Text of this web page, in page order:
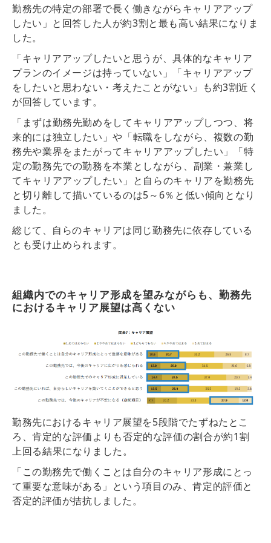
勤務先の特定の部署で長く働きながらキャリアアップ
したい 」と回答した人が約3割と最も高い結果になりま
した。
「キャリアアップしたいと思うが、具体的なキャリア
プランのイメージは持っていない」「キャリアアップ
をしたいと思わない・考えたことがない」も約3割近く
が回答しています。
「まずは勤務先勤めをしてキャリアアップしつつ、将
来的には独立したい」や「転職をしながら、複数の勤
務先や業界をまたがってキャリアアップしたい」「特
定の勤務先での勤務を本業としながら、副業・兼業し
てキャリアアップしたい」と 自らのキャリアを勤務先
と切り離して描いているのは5～6％と低い傾向 となり
ました。
総じて、自らのキャリアは同じ勤務先に依存している
とも受け止められます。
組織内でのキャリア形成を望みながらも、勤務先
におけるキャリア展望は高くない
勤務先におけるキャリア展望を5段階でたずねたとこ
ろ、肯定的な評価よりも否定的な評価の割合が約1割
上回る結果になりました。
「この勤務先で働くことは自分のキャリア形成にとっ
て重要な意味がある」という項目のみ、肯定的評価と
否定的評価が拮抗しました。